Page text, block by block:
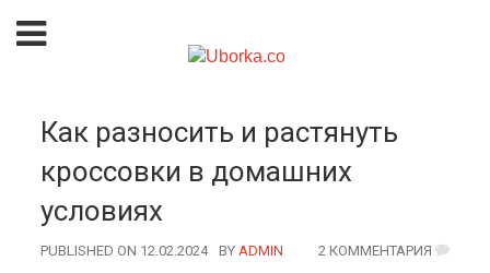
Как разносить и растянуть
кроссовки в домашних
условиях
PUBLISHED ON 12.02.2024 BY AUTHOR
ADMIN 2 КОММЕНТАРИЯ